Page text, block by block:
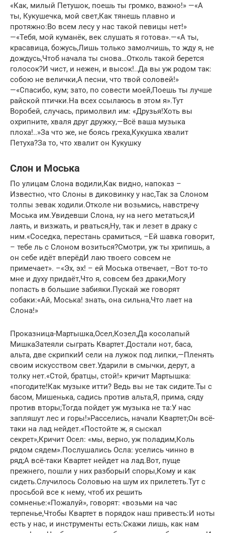
«Как, милый Петушок, поешь ты громко, важно!» —«А
ты, Кукушечка, мой свет,Как тянешь плавно и
протяжно:Во всем лесу у нас такой певицы нет!»
—«Тебя, мой куманёк, век слушать я готова».—«А ты,
красавица, божусь,Лишь только замолчишь, то жду я, не
дождусь,Чтоб начала ты снова…Отколь такой берется
голосок?И чист, и нежен, и высок!..Да вы уж родом так:
собою не велички,А песни, что твой соловей!»
—«Спасибо, кум; зато, по совести моей,Поешь ты лучше
райской птички.На всех ссылаюсь в этом я».Тут
Воробей, случась, примолвил им: «Друзья!Хоть вы
охрипните, хваля друг дружку,—Всё ваша музыка
плоха!..»За что же, не боясь греха,Кукушка хвалит
Петуха?За то, что хвалит он Кукушку
Слон и Моська
По улицам Слона водили,Как видно, напоказ –
Известно, что Слоны в диковинку у нас,Так за Слоном
толпы зевак ходили.Отколе ни возьмись, навстречу
Моська им.Увидевши Слона, ну на него метаться,И
лаять, и визжать, и рваться,Ну, так и лезет в драку с
ним.«Соседка, перестань срамиться, –Ей шавка говорит,
– тебе ль с Слоном возиться?Смотри, уж ты хрипишь, а
он себе идёт вперёдИ лаю твоего совсем не
примечает». –«Эх, эх! – ей Моська отвечает, –Вот то-то
мне и духу придаёт,Что я, совсем без драки,Могу
попасть в большие забияки.Пускай же говорят
собаки:«Ай, Моська! знать, она сильна,Что лает на
Слона!»
Проказница-Мартышка,Осел,Козел,Да косолапый
МишкаЗатеяли сыграть Квартет.Достали нот, баса,
альта, две скрипкиИ сели на лужок под липки,—Пленять
своим искусством свет.Ударили в смычки, дерут, а
толку нет.«Стой, братцы, стой!» кричит Мартышка:
«погодите!Как музыке итти? Ведь вы не так сидите.Ты с
басом, Мишенька, садись против альта,Я, прима, сяду
против вторы;Тогда пойдет уж музыка не та:У нас
запляшут лес и горы!»Расселись, начали Квартет;Он всё-
таки на лад нейдет.«Постойте ж, я сыскал
секрет»,Кричит Осел: «мы, верно, уж поладим,Коль
рядом сядем».Послушались Осла: уселись чинно в
ряд;А всё-таки Квартет нейдет на лад.Вот, пуще
прежнего, пошли у них разборыИ споры,Кому и как
сидеть.Случилось Соловью на шум их прилететь.Тут с
просьбой все к нему, чтоб их решить
сомненье:«Пожалуй», говорят: «возьми на час
терпенье,Чтобы Квартет в порядок наш привесть:И ноты
есть у нас, и инструменты есть:Скажи лишь, как нам